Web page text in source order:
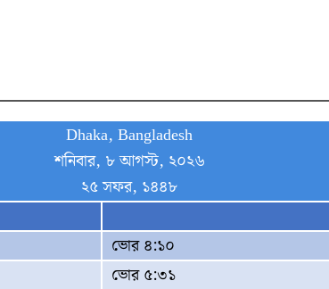
Dhaka, Bangladesh
শনিবার, ৮ আগস্ট, ২০২৬
২৫ সফর, ১৪৪৮
ভোর ৪:১০
ভোর ৫:৩১